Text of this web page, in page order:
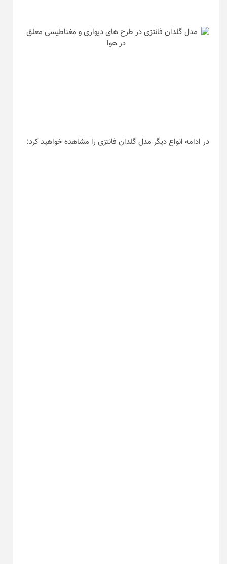
در ادامه انواع دیگر مدل گلدان فانتزی را مشاهده خواهید کرد: